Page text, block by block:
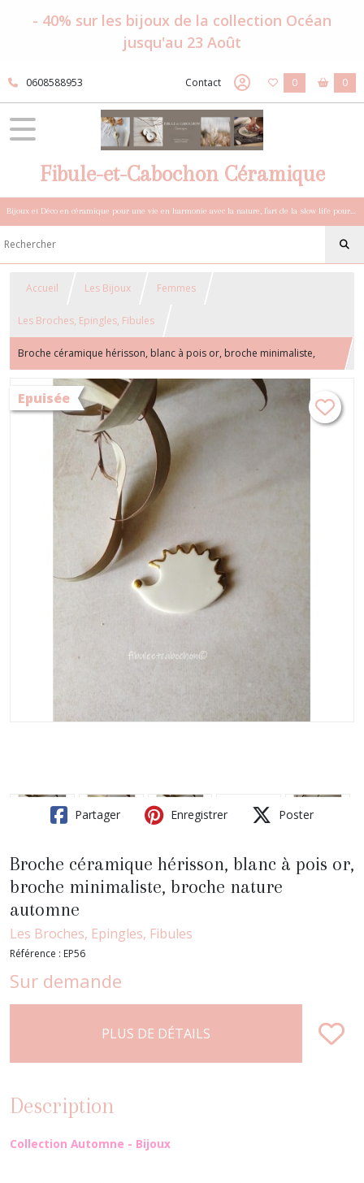
- 40% sur les bijoux de la collection Océan
jusqu'au 23 Août
0608588953 Contact 0 0
Fibule-et-Cabochon Céramique
Bijoux et Déco en céramique pour une vie en harmonie avec la nature, l'art de la slow life pour esprits sensibles et bohèmes.
Accueil Les Bijoux Femmes
Les Broches, Epingles, Fibules
Broche céramique hérisson, blanc à pois or, broche minimaliste,
broche nature automne
Epuisée
Partager Enregistrer Poster
Broche céramique hérisson, blanc à pois or,
broche minimaliste, broche nature
automne
Les Broches, Epingles, Fibules
Référence : EP56
Sur demande
PLUS DE DÉTAILS
Description
Collection Automne - Bijoux